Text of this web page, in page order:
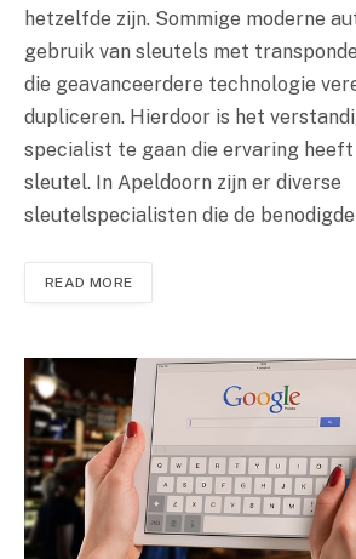
hetzelfde zijn. Sommige moderne
gebruik van sleutels met
die geavanceerdere technologie
dupliceren. Hierdoor is het
specialist te gaan die ervaring
sleutel. In Apeldoorn zijn er diverse
sleutelspecialisten die de
READ MORE